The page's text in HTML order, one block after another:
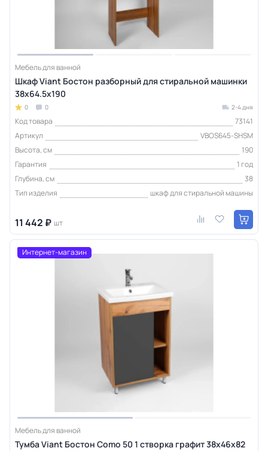
Мебель для ванной
Шкаф Viant Бостон разборный для стиральной машинки
38х64.5х190
0 0 2-4 дня
Код товара
73141
Артикул
VBOS645-SHSM
Высота, см
190
Гарантия
1 год
Глубина, см
38
Тип изделия
шкаф для стиральной машины
11 442 ₽ шт
Интернет-магазин
Мебель для ванной
Тумба Viant Бостон Como 50 1 створка графит 38х46х82